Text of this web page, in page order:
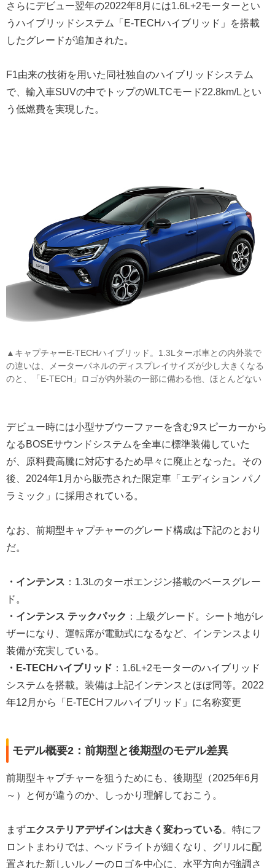
さらにデビュー翌年の2022年8月には1.6L+2モーターとい
うハイブリッドシステム「E-TECHハイブリッド」を搭載
したグレードが追加された。
F1由来の技術を用いた同社独自のハイブリッドシステム
で、輸入車SUVの中でトップのWLTCモード22.8km/Lとい
う低燃費を実現した。
▲キャプチャーE-TECHハイブリッド。1.3Lターボ車との内外装で
の違いは、メーターパネルのディスプレイサイズが少し大きくなる
のと、「E-TECH」ロゴが内外装の一部に備わる他、ほとんどない
デビュー時には小型サブウーファーを含む9スピーカーから
なるBOSEサウンドシステムを全車に標準装備していた
が、原料費高騰に対応するため早々に廃止となった。その
後、2024年1月から販売された限定車「エディション パノ
ラミック」に採用されている。
なお、前期型キャプチャーのグレード構成は下記のとおり
だ。
・インテンス ：1.3Lのターボエンジン搭載のベースグレー
ド。
・インテンス テックパック ：上級グレード。シート地がレ
ザーになり、運転席が電動式になるなど、インテンスより
装備が充実している。
・E-TECHハイブリッド ：1.6L+2モーターのハイブリッド
システムを搭載。装備は上記インテンスとほぼ同等。2022
年12月から「E-TECHフルハイブリッド」に名称変更
モデル概要2：前期型と後期型のモデル差異
前期型キャプチャーを狙うためにも、後期型（2025年6月
～）と何が違うのか、しっかり理解しておこう。
まずエクステリアデザインは大きく変わっている。特にフ
ロントまわりでは、ヘッドライトが細くなり、グリルに配
置された新しいルノーのロゴを中心に、水平方向が強調さ